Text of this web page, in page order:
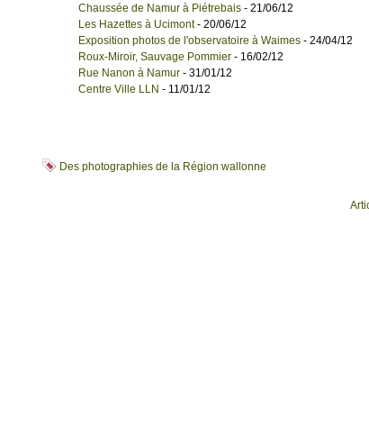
Chaussée de Namur à Piétrebais - 21/06/12
Les Hazettes à Ucimont- 20/06/12
Exposition photos de l'observatoire à Waimes - 24/04/12
Roux-Miroir, Sauvage Pommier - 16/02/12
Rue Nanon à Namur - 31/01/12
Centre Ville LLN - 11/01/12
Des photographies de la Région wallonne